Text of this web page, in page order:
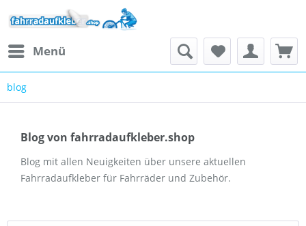
Menü
blog
Blog von fahrradaufkleber.shop
Blog mit allen Neuigkeiten über unsere aktuellen
Fahrradaufkleber für Fahrräder und Zubehör.